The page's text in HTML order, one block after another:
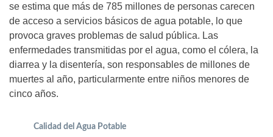
se estima que más de 785 millones de personas carecen
de acceso a servicios básicos de agua potable, lo que
provoca graves problemas de salud pública. Las
enfermedades transmitidas por el agua, como el cólera, la
diarrea y la disentería, son responsables de millones de
muertes al año, particularmente entre niños menores de
cinco años.
Calidad del Agua Potable